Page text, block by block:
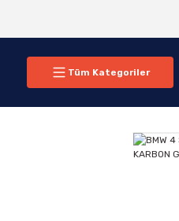
Tüm Kategoriler